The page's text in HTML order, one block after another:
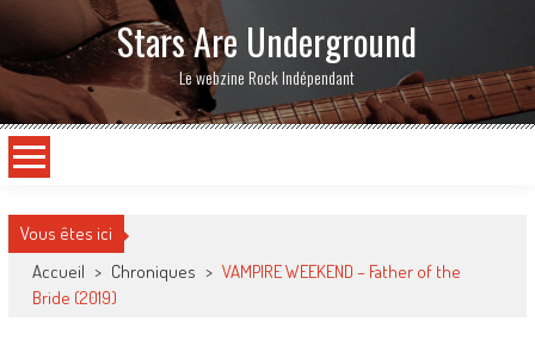
Stars Are Underground
Le webzine Rock Indépendant
Vous êtes ici
Accueil > Chroniques > VAMPIRE WEEKEND – Father of the
Bride (2019)